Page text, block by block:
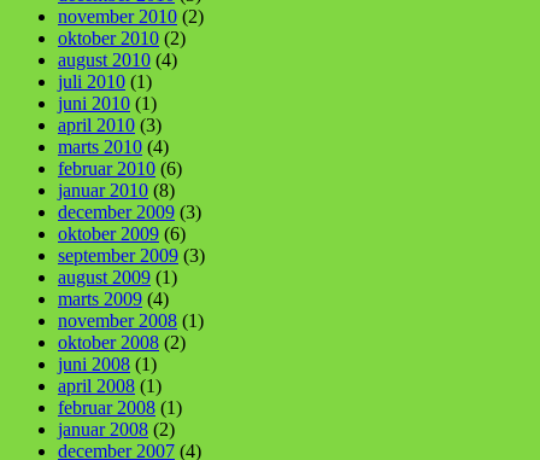
november 2010 (2)
oktober 2010 (2)
august 2010 (4)
juli 2010 (1)
juni 2010 (1)
april 2010 (3)
marts 2010 (4)
februar 2010 (6)
januar 2010 (8)
december 2009 (3)
oktober 2009 (6)
september 2009 (3)
august 2009 (1)
marts 2009 (4)
november 2008 (1)
oktober 2008 (2)
juni 2008 (1)
april 2008 (1)
februar 2008 (1)
januar 2008 (2)
december 2007 (4)